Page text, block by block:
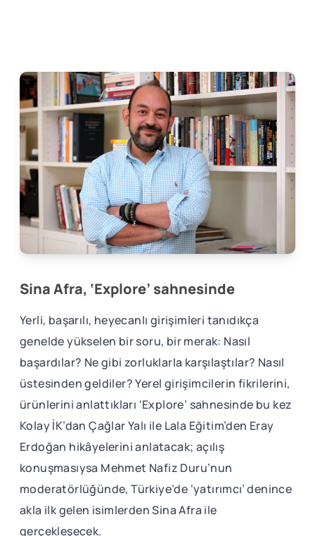
Sina Afra, ‘Explore’ sahnesinde
Yerli, başarılı, heyecanlı girişimleri tanıdıkça
genelde yükselen bir soru, bir merak: Nasıl
başardılar? Ne gibi zorluklarla karşılaştılar? Nasıl
üstesinden geldiler? Yerel girişimcilerin fikrilerini,
ürünlerini anlattıkları ‘Explore’ sahnesinde bu kez
Kolay İK’dan Çağlar Yalı ile Lala Eğitim’den Eray
Erdoğan hikâyelerini anlatacak; açılış
konuşmasıysa Mehmet Nafiz Duru’nun
moderatörlüğünde, Türkiye’de ‘yatırımcı’ denince
akla ilk gelen isimlerden Sina Afra ile
gerçekleşecek.